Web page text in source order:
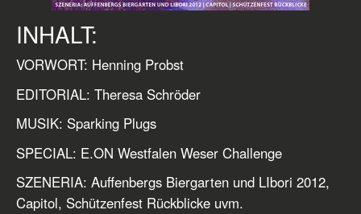
INHALT:
VORWORT: Henning Probst
EDITORIAL: Theresa Schröder
MUSIK: Sparking Plugs
SPECIAL: E.ON Westfalen Weser Challenge
SZENERIA: Auffenbergs Biergarten und LIbori 2012,
Capitol, Schützenfest Rückblicke uvm.